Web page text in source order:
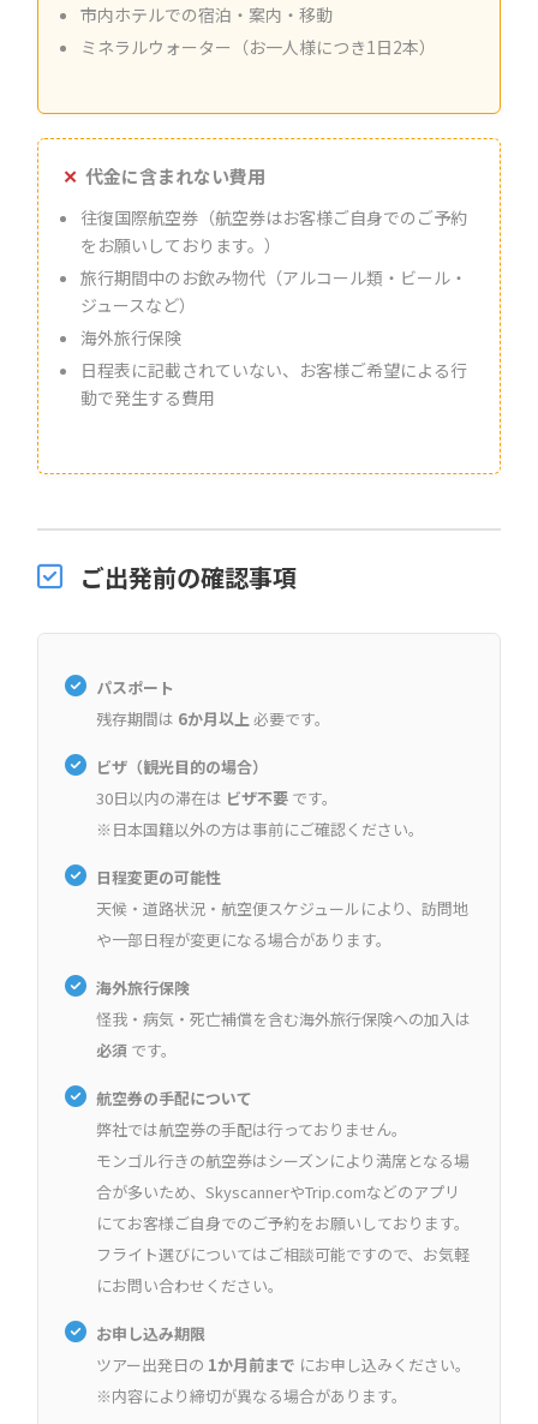
市内ホテルでの宿泊・案内・移動
ミネラルウォーター（お一人様につき1日2本）
代金に含まれない費用
往復国際航空券（航空券はお客様ご自身でのご予約
をお願いしております。）
旅行期間中のお飲み物代（アルコール類・ビール・
ジュースなど）
海外旅行保険
日程表に記載されていない、お客様ご希望による行
動で発生する費用
ご出発前の確認事項
パスポート
残存期間は 6か月以上 必要です。
ビザ（観光目的の場合）
30日以内の滞在は ビザ不要 です。
※日本国籍以外の方は事前にご確認ください。
日程変更の可能性
天候・道路状況・航空便スケジュールにより、訪問地
や一部日程が変更になる場合があります。
海外旅行保険
怪我・病気・死亡補償を含む海外旅行保険への加入は
必須 です。
航空券の手配について
弊社では航空券の手配は行っておりません。
モンゴル行きの航空券はシーズンにより満席となる場
合が多いため、SkyscannerやTrip.comなどのアプリ
にてお客様ご自身でのご予約をお願いしております。
フライト選びについてはご相談可能ですので、お気軽
にお問い合わせください。
お申し込み期限
ツアー出発日の 1か月前まで にお申し込みください。
※内容により締切が異なる場合があります。